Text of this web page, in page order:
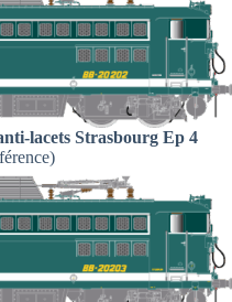
lacets Strasbourg Ep 4